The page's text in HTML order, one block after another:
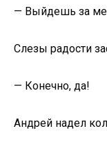
— Выйдешь за
Слезы радости
— Конечно, да!
Андрей надел